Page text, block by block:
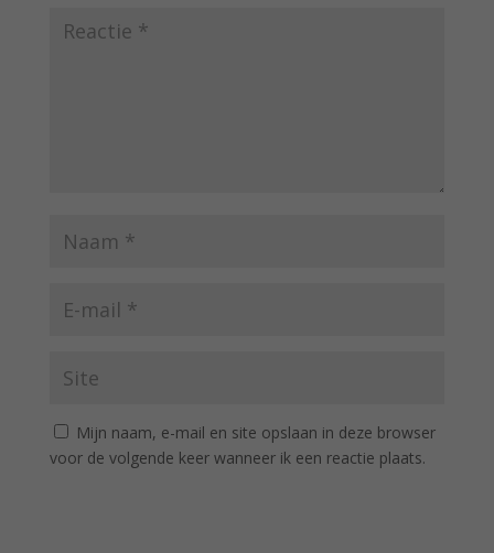
Mijn naam, e-mail en site opslaan in deze browser
voor de volgende keer wanneer ik een reactie plaats.